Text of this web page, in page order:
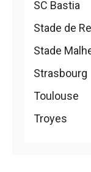
SC Bastia
Stade de
Stade
Strasbourg
Toulouse
Troyes